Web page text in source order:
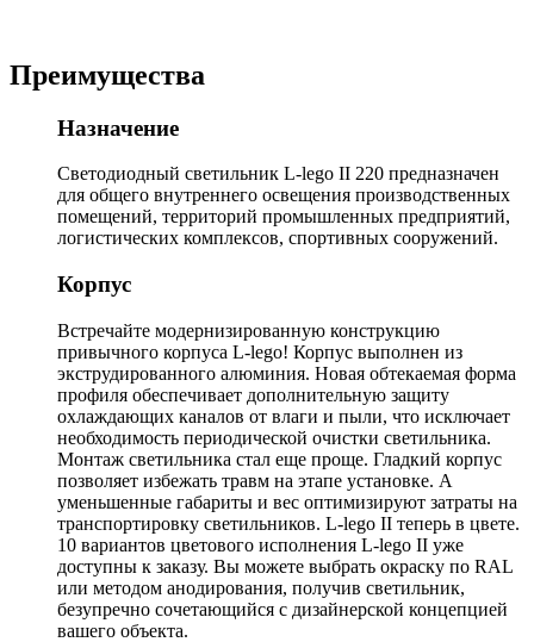
Преимущества
Назначение
Светодиодный светильник L-lego II 220 предназначен
для общего внутреннего освещения производственных
помещений, территорий промышленных предприятий,
логистических комплексов, спортивных сооружений.
Корпус
Встречайте модернизированную конструкцию
привычного корпуса L-lego! Корпус выполнен из
экструдированного алюминия. Новая обтекаемая форма
профиля обеспечивает дополнительную защиту
охлаждающих каналов от влаги и пыли, что исключает
необходимость периодической очистки светильника.
Монтаж светильника стал еще проще. Гладкий корпус
позволяет избежать травм на этапе установке. А
уменьшенные габариты и вес оптимизируют затраты на
транспортировку светильников. L-lego II теперь в цвете.
10 вариантов цветового исполнения L-lego II уже
доступны к заказу. Вы можете выбрать окраску по RAL
или методом анодирования, получив светильник,
безупречно сочетающийся с дизайнерской концепцией
вашего объекта.